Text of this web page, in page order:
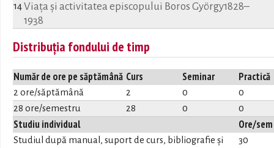
14Viaţa şi activitatea episcopului Boros György1828–
1938
Distribuția fondului de timp
Număr de ore pe săptămână Curs Seminar Practică
2 ore/săptămână 2 0
0
28 ore/semestru
28 0 0
Studiu individual Ore/sem
Studiul după manual, suport de curs, bibliografie și
30